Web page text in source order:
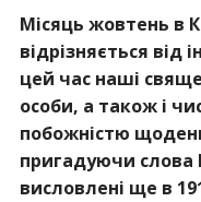
Місяць жовтень в
відрізняється від
цей час наші
особи, а також і
побожністю
пригадуючи слова
висловлені ще в